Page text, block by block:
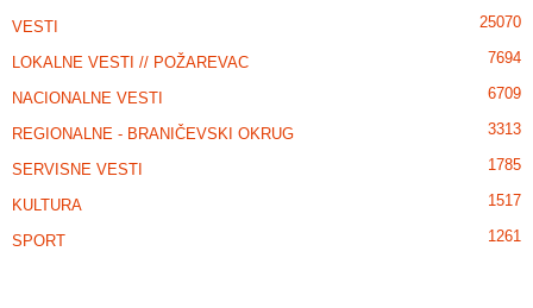
VESTI 25070
LOKALNE VESTI // POŽAREVAC 7694
NACIONALNE VESTI 6709
REGIONALNE - BRANIČEVSKI OKRUG 3313
SERVISNE VESTI 1785
KULTURA 1517
SPORT 1261